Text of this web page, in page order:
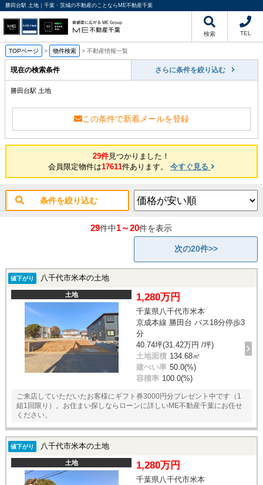
勝田台駅 土地｜千葉・茨城の不動産のことならME不動産千葉
検索 TEL
TOPページ > 物件検索 > 不動産情報一覧
現在の検索条件 さらに条件を絞り込む
勝田台駅 土地
この条件で新着メールを登録
29件見つかりました！
会員限定物件は17611件あります。 今すぐ見る
条件を絞り込む
29件中1～20件を表示
次の20件>>
値下がり 八千代市米本の土地
土地 1,280万円
千葉県八千代市米本
京成本線 勝田台 バス18分停歩3
分
40.74坪(31.42万円 /坪)
土地面積 134.68㎡
建ぺい率 50.0(%)
容積率 100.0(%)
ご来店していただいたお客様にギフト券3000円分プレゼント中です（1
組1回限り）。お住まい探しならローンに詳しいME不動産千葉にお任せ
ください。
値下がり 八千代市米本の土地
土地 1,280万円
千葉県八千代市米本